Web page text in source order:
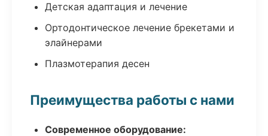
Детская адаптация и лечение
Ортодонтическое лечение брекетами и
элайнерами
Плазмотерапия десен
Преимущества работы с нами
Современное оборудование: